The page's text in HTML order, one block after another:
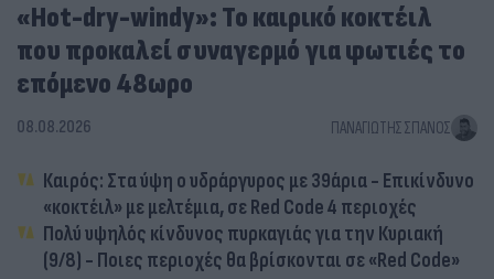
«Hot-dry-windy»: Το καιρικό κοκτέιλ
που προκαλεί συναγερμό για φωτιές το
επόμενο 48ωρο
08.08.2026 ΠΑΝΑΓΙΏΤΗΣ ΣΠΑΝΌΣ
Καιρός: Στα ύψη ο υδράργυρος με 39άρια - Επικίνδυνο
«κοκτέιλ» με μελτέμια, σε Red Code 4 περιοχές
Πολύ υψηλός κίνδυνος πυρκαγιάς για την Κυριακή
(9/8) - Ποιες περιοχές θα βρίσκονται σε «Red Code»